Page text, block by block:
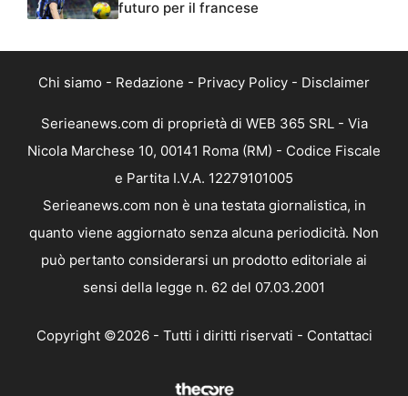
futuro per il francese
Chi siamo - Redazione - Privacy Policy - Disclaimer
Serieanews.com di proprietà di WEB 365 SRL - Via
Nicola Marchese 10, 00141 Roma (RM) - Codice Fiscale
e Partita I.V.A. 12279101005
Serieanews.com non è una testata giornalistica, in
quanto viene aggiornato senza alcuna periodicità. Non
può pertanto considerarsi un prodotto editoriale ai
sensi della legge n. 62 del 07.03.2001
Copyright ©2026 - Tutti i diritti riservati - Contattaci